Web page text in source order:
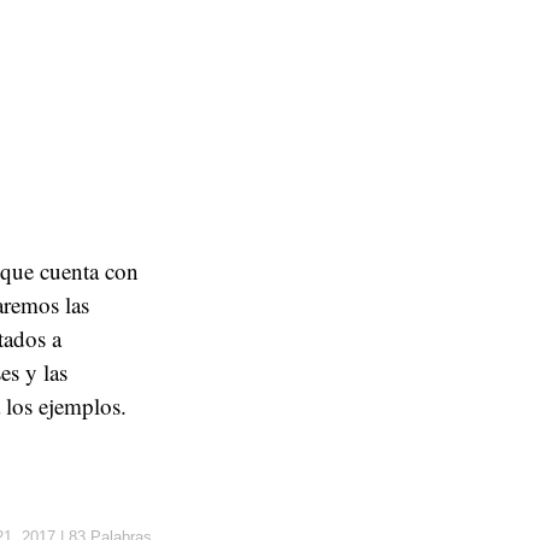
cuenta con
las
a
y las
ejemplos.